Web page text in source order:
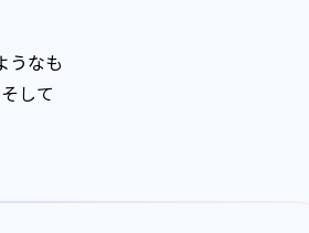
うなも
して